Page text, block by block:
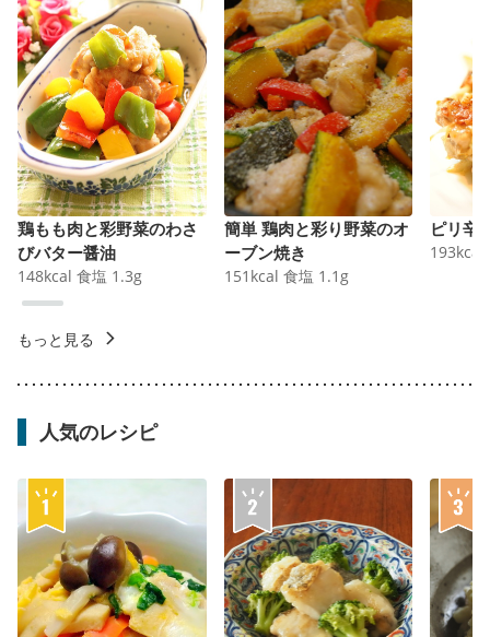
鶏もも肉と彩野菜のわさ
びバター醤油
148kcal 食塩 1.3g
簡単 鶏肉と彩り野菜のオ
ーブン焼き
151 kcal 食塩 1.1 g
ピリ辛
193kcal
もっと見る
人気のレシピ